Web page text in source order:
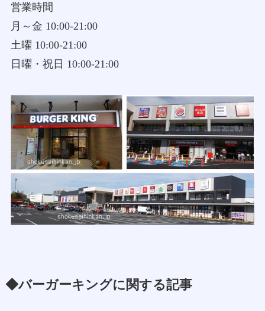
営業時間
月～金 10:00-21:00
土曜 10:00-21:00
日曜・祝日 10:00-21:00
◆バーガーキングに関する記事